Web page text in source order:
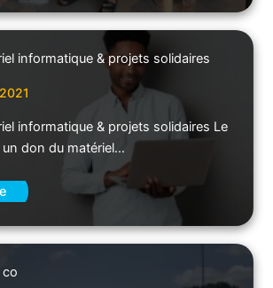
informatique & projets solidaires
informatique & projets solidaires Le
un don du matériel…
co